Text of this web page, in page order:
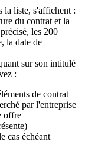
la liste, s'affichent :
du contrat et la
les 200
la date de
sur son intitulé
:
de contrat
par l'entreprise
offre
cas échéant